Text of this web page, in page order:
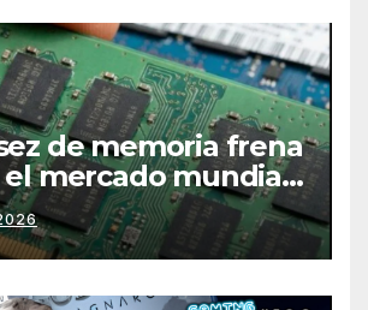
de memoria frena
el mercado mundial